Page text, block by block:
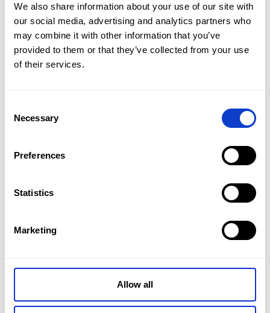
We also share information about your use of our site with
our social media, advertising and analytics partners who
may combine it with other information that you’ve
provided to them or that they’ve collected from your use
of their services.
Selection
Necessary
Preferences
Statistics
Marketing
Allow all
Kalisz Katowice
Kielce Konin
Lublin
Nowy Targ
Opole
Tarnów